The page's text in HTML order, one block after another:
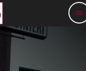
menu